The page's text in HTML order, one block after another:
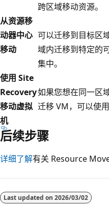
从资源移
动器中心
移动
跨区域移动资源。
可以迁移到目标区
域内迁移到特定的
集中。
使用 Site
Recovery
移动虚拟
机
如果您想在同一区
迁移 VM，可以使用
后续步骤
详细了解有关 Resource
模Last updated on 2026/03/02